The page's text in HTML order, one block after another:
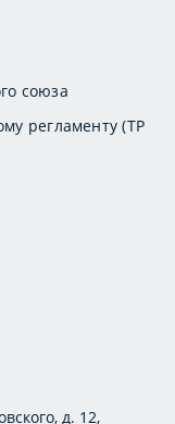
союза
регламенту (ТР
д. 12,